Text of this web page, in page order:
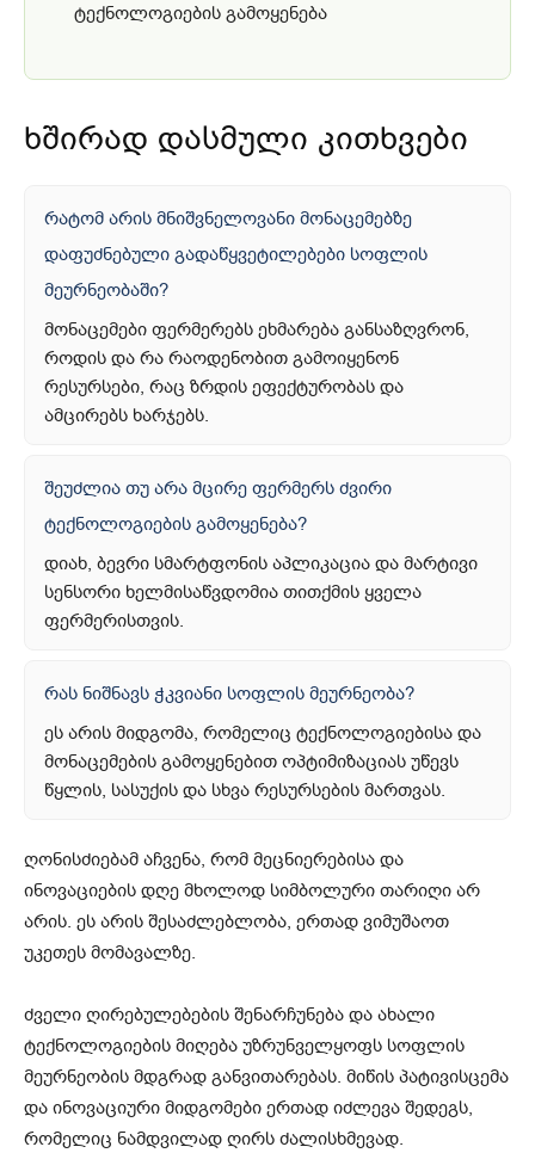
ტექნოლოგიების გამოყენება
ხშირად დასმული კითხვები
რატომ არის მნიშვნელოვანი მონაცემებზე
დაფუძნებული გადაწყვეტილებები სოფლის
მეურნეობაში?
მონაცემები ფერმერებს ეხმარება განსაზღვრონ,
როდის და რა რაოდენობით გამოიყენონ
რესურსები, რაც ზრდის ეფექტურობას და
ამცირებს ხარჯებს.
შეუძლია თუ არა მცირე ფერმერს ძვირი
ტექნოლოგიების გამოყენება?
დიახ, ბევრი სმარტფონის აპლიკაცია და მარტივი
სენსორი ხელმისაწვდომია თითქმის ყველა
ფერმერისთვის.
რას ნიშნავს ჭკვიანი სოფლის მეურნეობა?
ეს არის მიდგომა, რომელიც ტექნოლოგიებისა და
მონაცემების გამოყენებით ოპტიმიზაციას უწევს
წყლის, სასუქის და სხვა რესურსების მართვას.
ღონისძიებამ აჩვენა, რომ მეცნიერებისა და
ინოვაციების დღე მხოლოდ სიმბოლური თარიღი არ
არის. ეს არის შესაძლებლობა, ერთად ვიმუშაოთ
უკეთეს მომავალზე.
ძველი ღირებულებების შენარჩუნება და ახალი
ტექნოლოგიების მიღება უზრუნველყოფს სოფლის
მეურნეობის მდგრად განვითარებას. მიწის პატივისცემა
და ინოვაციური მიდგომები ერთად იძლევა შედეგს,
რომელიც ნამდვილად ღირს ძალისხმევად.